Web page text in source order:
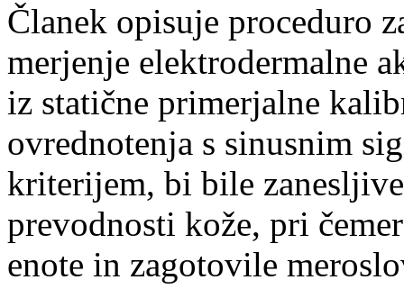
Članek opisuje proceduro
merjenje elektrodermalne
iz statične primerjalne
ovrednotenja s sinusnim
kriterijem, bi bile
prevodnosti kože, pri
enote in zagotovile